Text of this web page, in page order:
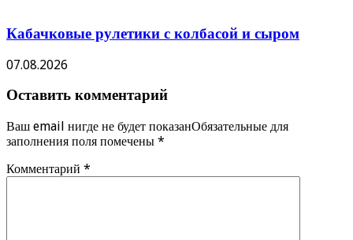
Кабачковые рулетики с колбасой и сыром
07.08.2026
Оставить комментарий
Ваш email нигде не будет показанОбязательные для
заполнения поля помечены *
Комментарий *